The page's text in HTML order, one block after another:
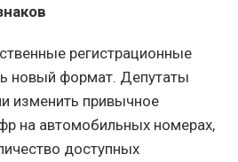
регистрационные
новый формат. Депутаты
изменить привычное
на автомобильных номерах,
доступных